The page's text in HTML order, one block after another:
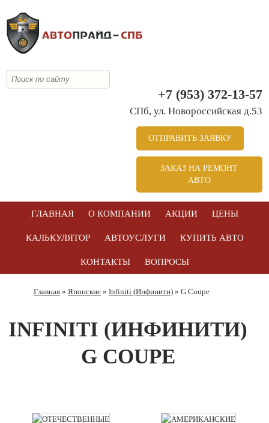
+7 (953) 372-13-57
СПб, ул. Новоросcийская д.53
ОТПРАВИТЬ ЗАЯВКУ
ЗАКАЗ НА РЕМОНТ
АВТО
ГЛАВНАЯ О КОМПАНИИ АКЦИИ ЦЕНЫ
КАЛЬКУЛЯТОР АВТОУСЛУГИ КУПИТЬ АВТО
КОНТАКТЫ ВОПРОСЫ
Главная » Японские » Infiniti (Инфинити) » G Coupe
INFINITI (ИНФИНИТИ)
G COUPE